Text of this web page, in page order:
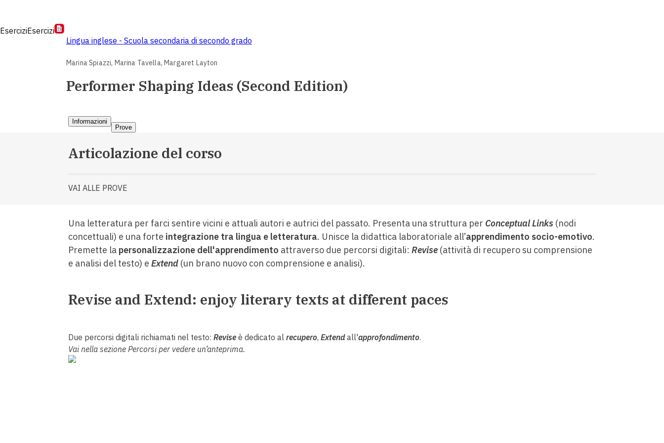
EserciziEsercizi
Lingua inglese - Scuola secondaria di secondo grado
Marina Spiazzi, Marina Tavella,Margaret Layton
Performer Shaping Ideas (Second Edition)
Informazioni
Prove
Articolazione del corso
VAI ALLE PROVE
Una letteratura per farci sentire vicini e attuali autori e autrici del passato. Presenta una struttura per Conceptual Links (nodi
concettuali) e una forte integrazione tra lingua e letteratura. Unisce la didattica laboratoriale all’apprendimento socio-emotivo.
Premette la personalizzazione dell'apprendimento attraverso due percorsi digitali: Revise (attività di recupero su comprensione
e analisi del testo) e Extend (un brano nuovo con comprensione e analisi).
Revise and Extend: enjoy literary texts at different paces
Due percorsi digitali richiamati nel testo: Revise è dedicato al recupero, Extendall'approfondimento.
Vai nella sezione Percorsi per vedere un’anteprima.